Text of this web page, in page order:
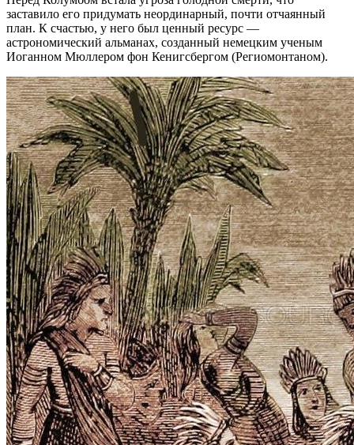
заставило его придумать неординарный, почти отчаянный
план. К счастью, у него был ценный ресурс —
астрономический альманах, созданный немецким ученым
Иоганном Мюллером фон Кенигсбергом (Региомонтаном).